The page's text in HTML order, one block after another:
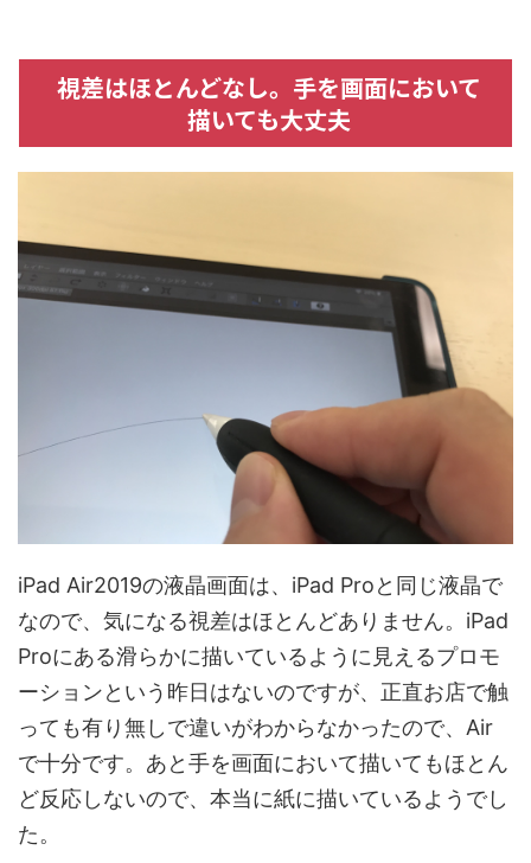
視差はほとんどなし。手を画面において
描いても大丈夫
iPad Air2019の液晶画面は、iPad Proと同じ液晶で
なので、気になる視差はほとんどありません。iPad
Proにある滑らかに描いているように見えるプロモ
ーションという昨日はないのですが、正直お店で触
っても有り無しで違いがわからなかったので、Air
で十分です。あと手を画面において描いてもほとん
ど反応しないので、本当に紙に描いているようでし
た。